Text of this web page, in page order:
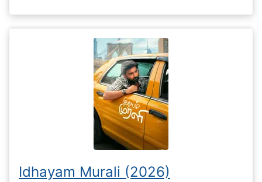
Idhayam Murali (2026)